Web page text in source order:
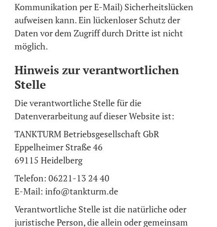
Kommunikation per E-Mail) Sicherheitslücken
aufweisen kann. Ein lückenloser Schutz der
Daten vor dem Zugriff durch Dritte ist nicht
möglich.
Hinweis zur verantwortlichen
Stelle
Die verantwortliche Stelle für die
Datenverarbeitung auf dieser Website ist:
TANKTURM Betriebsgesellschaft GbR
Eppelheimer Straße 46
69115 Heidelberg
Telefon: 06221-13 24 40
E-Mail: info@tankturm.de
Verantwortliche Stelle ist die natürliche oder
juristische Person, die allein oder gemeinsam